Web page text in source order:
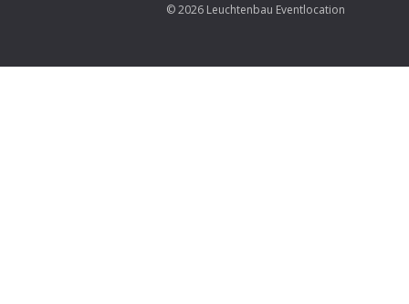
© 2026 Leuchtenbau Eventlocation